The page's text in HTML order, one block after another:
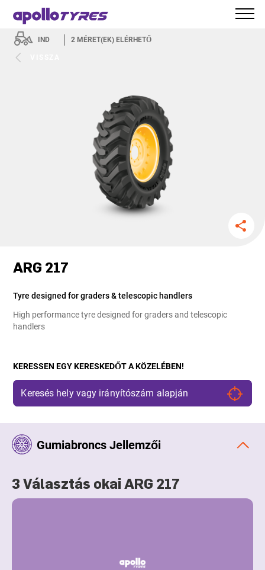
IND 2 MÉRET(EK) ELÉRHETŐ
ARG 217
Tyre designed for graders & telescopic handlers
High performance tyre designed for graders and telescopic
handlers
KERESSEN EGY KERESKEDŐT A KÖZELÉBEN!
Gumiabroncs Jellemzői
3 Választás okai ARG 217